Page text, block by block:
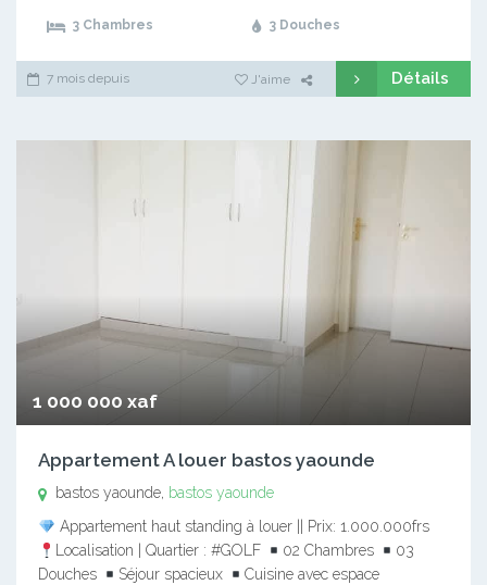
3 Chambres 3 Douches
7 mois depuis J'aime Détails
1 000 000 xaf
Appartement A louer bastos yaounde
bastos yaounde, bastos yaounde
Appartement haut standing à louer || Prix: 1.000.000frs
Localisation | Quartier : #GOLF
02 Chambres
03
Douches
Séjour spacieux
Cuisine avec espace